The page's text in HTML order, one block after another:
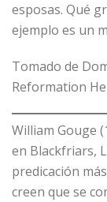
esposas. Qué
ejemplo es un
Tomado de
Reformation
William Gouge
en Blackfriars,
predicación
creen que se